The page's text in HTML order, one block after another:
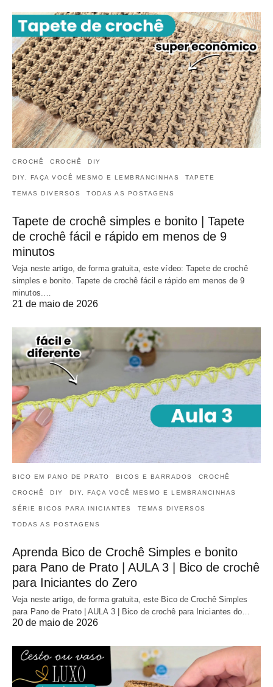
CROCHÊ CROCHÊ DIY
DIY, FAÇA VOCÊ MESMO E LEMBRANCINHAS TAPETE
TEMAS DIVERSOS TODAS AS POSTAGENS
Tapete de crochê simples e bonito | Tapete
de crochê fácil e rápido em menos de 9
minutos
Veja neste artigo, de forma gratuita, este vídeo: Tapete de crochê
simples e bonito. Tapete de crochê fácil e rápido em menos de 9
minutos.…
21 de maio de 2026
BICO EM PANO DE PRATO BICOS E BARRADOS CROCHÊ
CROCHÊ DIY DIY, FAÇA VOCÊ MESMO E LEMBRANCINHAS
SÉRIE BICOS PARA INICIANTES TEMAS DIVERSOS
TODAS AS POSTAGENS
Aprenda Bico de Crochê Simples e bonito
para Pano de Prato | AULA 3 | Bico de crochê
para Iniciantes do Zero
Veja neste artigo, de forma gratuita, este Bico de Crochê Simples
para Pano de Prato | AULA 3 | Bico de crochê para Iniciantes do…
20 de maio de 2026